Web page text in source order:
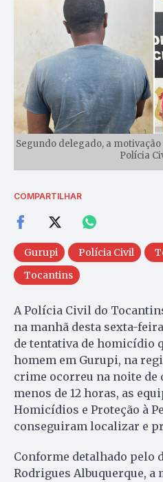
Segundo delegado, a
Polícia
COMPARTILHAR
Gurupi Polícia Civil
Tocantins
A Polícia Civil do
na manhã desta sexta-
de tentativa de homicídio
homem em Gurupi, na
crime ocorreu na noite de
menos de 12 horas, as
Homicídios e Proteção à
conseguiram localizar e
Conforme detalhado pelo
Rodrigues Albuquerque,